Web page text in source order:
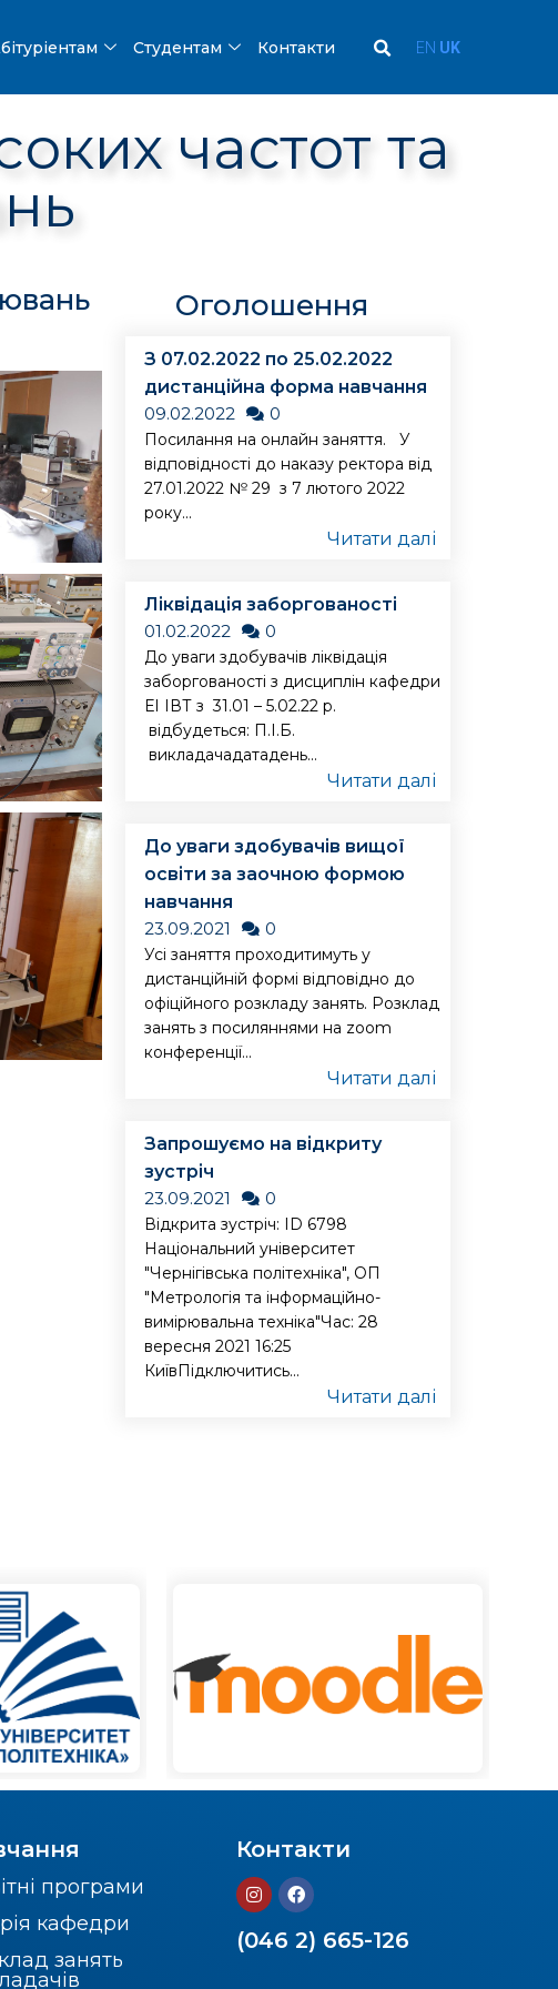
Студентам Контакти EN UK
частот та
Оголошення
З 07.02.2022 по 25.02.2022
дистанційна форма навчання
09.02.2022
0
Посилання на онлайн заняття. У
відповідності до наказу ректора від
27.01.2022 № 29 з 7 лютого 2022
року...
Читати далі
Ліквідація заборгованості
01.02.2022
0
До уваги здобувачів ліквідація
заборгованості з дисциплін кафедри
ЕІ ІВТ з 31.01 – 5.02.22 р.
відбудеться: П.І.Б.
викладачадатадень...
Читати далі
До уваги здобувачів вищої
освіти за заочною формою
навчання
23.09.2021
0
Усі заняття проходитимуть у
дистанційній формі відповідно до
офіційного розкладу занять. Розклад
занять з посиляннями на zoom
конференції...
Читати далі
Запрошуємо на відкриту
зустріч
23.09.2021
0
Відкрита зустріч: ID 6798
Національний університет
"Чернігівська політехніка", ОП
"Метрологія та інформаційно-
вимірювальна техніка"Час: 28
вересня 2021 16:25
КиївПідключитись...
Читати далі
програми
кафедри
занять
Контакти
(046 2) 665-126